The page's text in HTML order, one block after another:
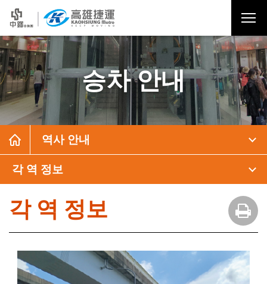
승차 안내
역사 안내
각 역 정보
각 역 정보